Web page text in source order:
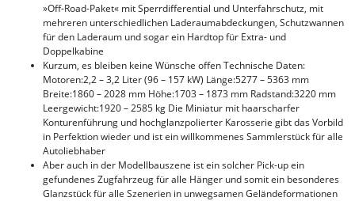
»Off-Road-Paket« mit Sperrdifferential und Unterfahrschutz, mit
mehreren unterschiedlichen Laderaumabdeckungen, Schutzwannen
für den Laderaum und sogar ein Hardtop für Extra- und
Doppelkabine
Kurzum, es bleiben keine Wünsche offen Technische Daten:
Motoren:2,2 – 3,2 Liter (96 – 157 kW) Länge:5277 – 5363 mm
Breite:1860 – 2028 mm Höhe:1703 – 1873 mm Radstand:3220 mm
Leergewicht:1920 – 2585 kg Die Miniatur mit haarscharfer
Konturenführung und hochglanzpolierter Karosserie gibt das Vorbild
in Perfektion wieder und ist ein willkommenes Sammlerstück für alle
Autoliebhaber
Aber auch in der Modellbauszene ist ein solcher Pick-up ein
gefundenes Zugfahrzeug für alle Hänger und somit ein besonderes
Glanzstück für alle Szenerien in unwegsamen Geländeformationen